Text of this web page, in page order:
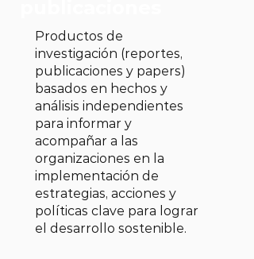
Productos de
investigación (reportes,
publicaciones y papers)
basados en hechos y
análisis independientes
para informar y
acompañar a las
organizaciones en la
implementación de
estrategias, acciones y
políticas clave para lograr
el desarrollo sostenible.